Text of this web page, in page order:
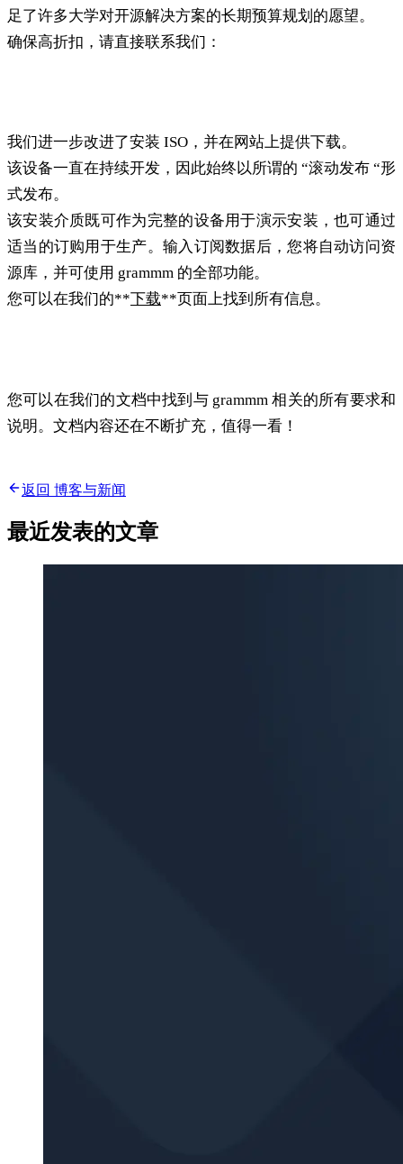
足了许多大学对开源解决方案的长期预算规划的愿望。
确保高折扣，请直接联系我们：
我们进一步改进了安装 ISO，并在网站上提供下载。
该设备一直在持续开发，因此始终以所谓的 “滚动发布 “形
式发布。
该安装介质既可作为完整的设备用于演示安装，也可通过
适当的订购用于生产。输入订阅数据后，您将自动访问资
源库，并可使用 grammm 的全部功能。
您可以在我们的**下载**页面上找到所有信息。
您可以在我们的文档中找到与 grammm 相关的所有要求和
说明。文档内容还在不断扩充，值得一看！
返回 博客与新闻
最近发表的文章